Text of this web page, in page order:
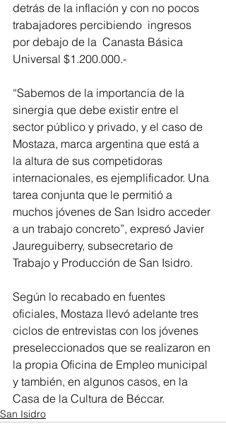
detrás de la inflación y con no pocos
trabajadores percibiendo  ingresos
por debajo de la  Canasta Básica
Universal $1.200.000.-
“Sabemos de la importancia de la
sinergia que debe existir entre el
sector público y privado, y el caso de
Mostaza, marca argentina que está a
la altura de sus competidoras
internacionales, es ejemplificador. Una
tarea conjunta que le permitió a
muchos jóvenes de San Isidro acceder
a un trabajo concreto”, expresó Javier
Jaureguiberry, subsecretario de
Trabajo y Producción de San Isidro.
Según lo recabado en fuentes
oficiales, Mostaza llevó adelante tres
ciclos de entrevistas con los jóvenes
preseleccionados que se realizaron en
la propia Oficina de Empleo municipal
y también, en algunos casos, en la
Casa de la Cultura de Béccar.
San Isidro